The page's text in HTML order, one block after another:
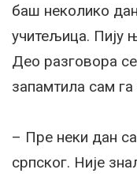
баш неколико
учитељица. Пију
Део разговора
запамтила сам
– Пре неки дан
српског. Није